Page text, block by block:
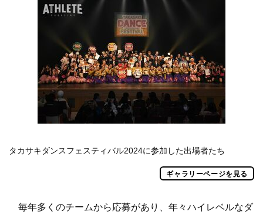
タカサキダンスフェスティバル2024に参加した出場者たち
ギャラリーページを見る
毎年多くのチームから応募があり、年々ハイレベルなダ